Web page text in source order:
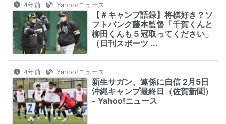
4年前 Yahoo!ニュース
【＃キャンプ語録】将棋好き？ソ
フトバンク藤本監督「千賀くんと
柳田くんも５冠取ってください」
（日刊スポーツ ...
4年前 Yahoo!ニュース
新生サガン、連係に自信 2月5日
沖縄キャンプ最終日（佐賀新聞）
- Yahoo!ニュース